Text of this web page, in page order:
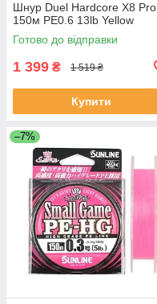
Шнур Duel Hardcore X8 Pro
150м PE0.6 13lb Yellow
Готово до відправки
1 399 ₴ 1 519 ₴
Купити
–7%